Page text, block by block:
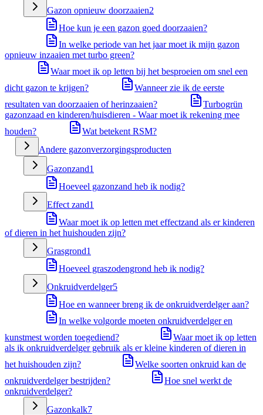
Gazon opnieuw doorzaaien2
Hoe kun je een gazon goed doorzaaien?
In welke periode van het jaar moet ik mijn gazon
opnieuw inzaaien met turbo green?
Waar moet ik op letten bij het besproeien om snel een
dicht gazon te krijgen?
Wanneer zie ik de eerste
resultaten van doorzaaien of herinzaaien?
Turbogrün
gazonzaad en kinderen/huisdieren - Waar moet ik rekening mee
houden?
Wat betekent RSM?
Andere gazonverzorgingsproducten
Gazonzand1
Hoeveel gazonzand heb ik nodig?
Effect zand1
Waar moet ik op letten met effectzand als er kinderen
of dieren in het huishouden zijn?
Grasgrond1
Hoeveel graszodengrond heb ik nodig?
Onkruidverdelger5
Hoe en wanneer breng ik de onkruidverdelger aan?
In welke volgorde moeten onkruidverdelger en
kunstmest worden toegediend?
Waar moet ik op letten
als ik onkruidverdelger gebruik als er kleine kinderen of dieren in
het huishouden zijn?
Welke soorten onkruid kan de
onkruidverdelger bestrijden?
Hoe snel werkt de
onkruidverdelger?
Gazonkalk7